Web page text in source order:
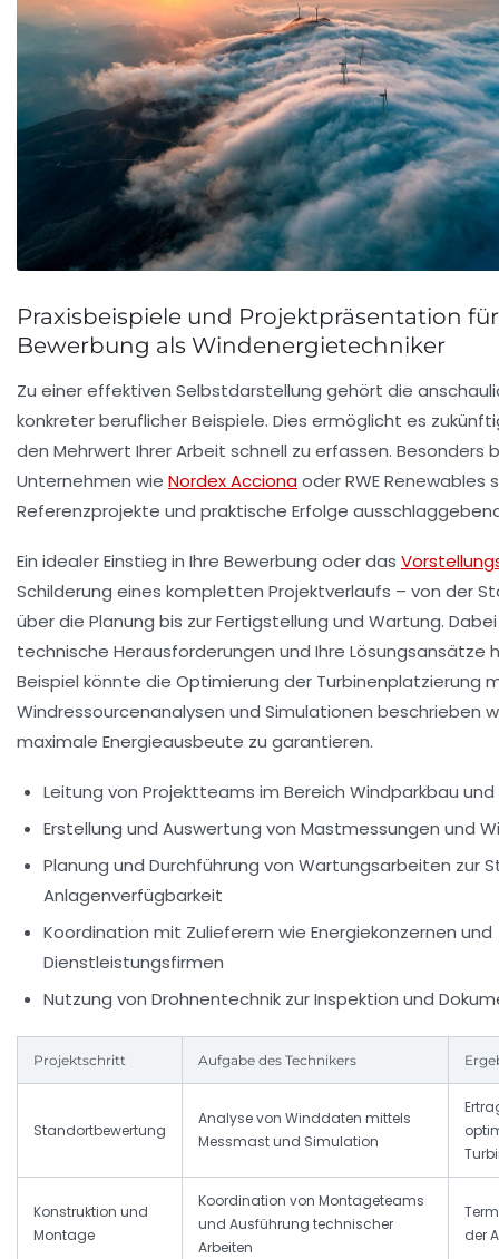
Praxisbeispiele und Projektpräsentation
Bewerbung als Windenergietechniker
Zu einer effektiven Selbstdarstellung gehört die
konkreter beruflicher Beispiele. Dies ermöglicht es
den Mehrwert Ihrer Arbeit schnell zu erfassen. Besonders
Unternehmen wie Nordex AccionaoderRWE Renewables
Referenzprojekte und praktische Erfolge
Ein idealer Einstieg in Ihre Bewerbung oder das
Schilderung eines kompletten Projektverlaufs – von der
über die Planung bis zur Fertigstellung und Wartung.
technische Herausforderungen und Ihre Lösungsansätze
Beispiel könnte die Optimierung der Turbinenplatzierung
Windressourcenanalysen und Simulationen beschrieben
maximale Energieausbeute zu garantieren.
Leitung von Projektteams im Bereich Windparkbau
Erstellung und Auswertung von Mastmessungen und
Planung und Durchführung von Wartungsarbeiten zur
Anlagenverfügbarkeit
Koordination mit Zulieferern wie Energiekonzernen und
Dienstleistungsfirmen
Nutzung von Drohnentechnik zur Inspektion und
Projektschritt Aufgabe des Technikers
Standortbewertung
Analyse von Winddaten mittels
Messmast und Simulation
Konstruktion und
Montage
Koordination von Montageteams
und Ausführung technischer
Arbeiten
der